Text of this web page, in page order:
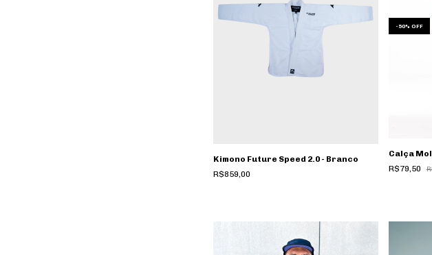
Kimono Future Speed 2.0 - Branco
R$859,00
- 50% OFF
Calça
R$79,50